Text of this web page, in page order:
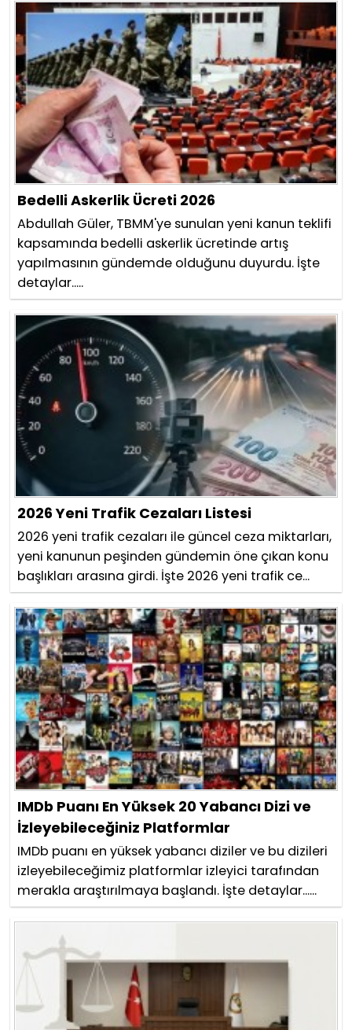
Bedelli Askerlik Ücreti 2026
Abdullah Güler, TBMM'ye sunulan yeni kanun teklifi
kapsamında bedelli askerlik ücretinde artış
yapılmasının gündemde olduğunu duyurdu. İşte
detaylar.....
2026 Yeni Trafik Cezaları Listesi
2026 yeni trafik cezaları ile güncel ceza miktarları,
yeni kanunun peşinden gündemin öne çıkan konu
başlıkları arasına girdi. İşte 2026 yeni trafik ce...
IMDb Puanı En Yüksek 20 Yabancı Dizi ve
İzleyebileceğiniz Platformlar
IMDb puanı en yüksek yabancı diziler ve bu dizileri
izleyebileceğimiz platformlar izleyici tarafından
merakla araştırılmaya başlandı. İşte detaylar......